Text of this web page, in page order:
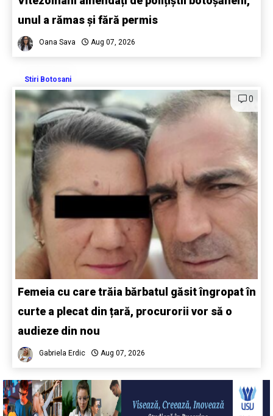
unul a rămas și fără permis
Oana Sava Aug 07, 2026
Stiri Botosani
0
Femeia cu care trăia bărbatul găsit îngropat în
curte a plecat din țară, procurorii vor să o
audieze din nou
Gabriela Erdic Aug 07, 2026